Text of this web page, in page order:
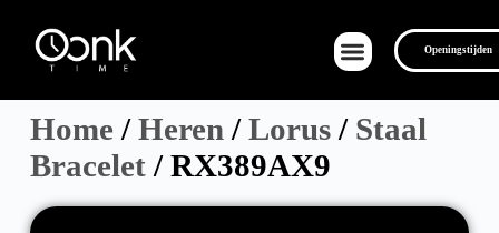
Openingstijden
Home /Heren /Lorus/ Staal
Bracelet/ RX389AX9